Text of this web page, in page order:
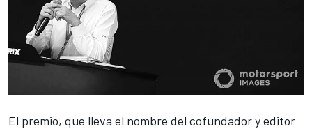
El premio, que lleva el nombre del cofundador y editor